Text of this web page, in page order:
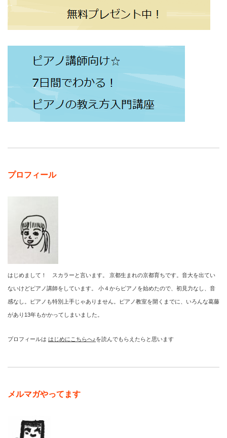
プロフィール
はじめまして！ スカラーと言います。 京都生まれの京都育ちです。音大を出てい
ないけどピアノ講師をしています。 小４からピアノを始めたので、初見力なし、音
感なし。ピアノも特別上手じゃありません。ピアノ教室を開くまでに、いろんな葛藤
があり13年もかかってしまいました。
プロフィールは はじめにこちらへ♪を読んでもらえたらと思います
メルマガやってます